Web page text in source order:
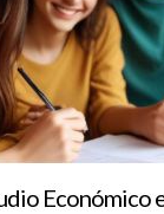
exitosa y
a cabo
Si
estaré
Económico